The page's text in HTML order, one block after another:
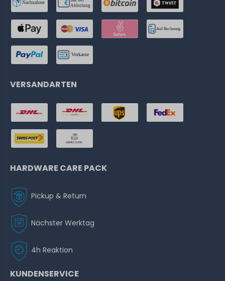
VERSANDARTEN
HARDWARE CARE PACK
Pickup & Return
Nächster Werktag
4h Reaktion
KUNDENSERVICE